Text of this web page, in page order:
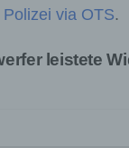
Polizei via OTS.
leistete